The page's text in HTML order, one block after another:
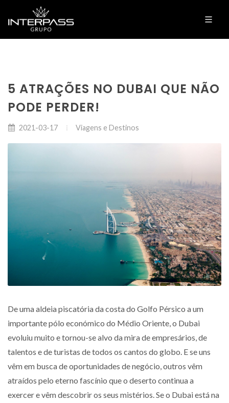
5 ATRAÇÕES NO DUBAI QUE NÃO
PODE PERDER!
2021-03-17 Viagens e Destinos
De uma aldeia piscatória da costa do Golfo Pérsico a um
importante pólo económico do Médio Oriente, o Dubai
evoluiu muito e tornou-se alvo da mira de empresários, de
talentos e de turistas de todos os cantos do globo. E se uns
vêm em busca de oportunidades de negócio, outros vêm
atraídos pelo eterno fascínio que o deserto continua a
exercer e vêm descobrir os seus mistérios. Se o Dubai está na